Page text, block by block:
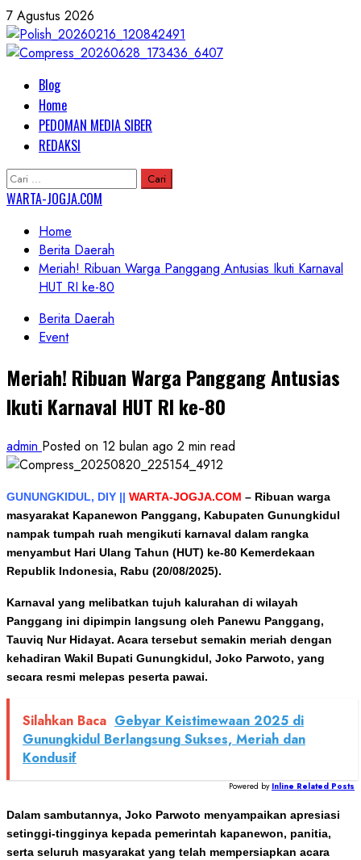
Skip
to
content
7 Agustus 2026
Primary
Menu
Blog
Home
PEDOMAN MEDIA SIBER
REDAKSI
Cari
untuk:
WARTA-JOGJA.COM
Home
Berita Daerah
Meriah! Ribuan Warga Panggang Antusias Ikuti Karnaval
HUT RI ke-80
Berita Daerah
Event
Meriah! Ribuan Warga Panggang Antusias
Ikuti Karnaval HUT RI ke-80
admin Posted on 12 bulan ago 2 min read
GUNUNGKIDUL, DIY || WARTA-JOGJA.COM – Ribuan warga
masyarakat Kapanewon Panggang, Kabupaten Gunungkidul
nampak tumpah ruah mengikuti karnaval dalam rangka
menyambut Hari Ulang Tahun (HUT) ke-80 Kemerdekaan
Republik Indonesia, Rabu (20/08/2025).
Karnaval yang melibatkan tujuh kalurahan di wilayah
Panggang ini dipimpin langsung oleh Panewu Panggang,
Tauviq Nur Hidayat. Acara tersebut semakin meriah dengan
kehadiran Wakil Bupati Gunungkidul, Joko Parwoto, yang
secara resmi melepas peserta pawai.
Silahkan Baca Gebyar Keistimewaan 2025 di
Gunungkidul Berlangsung Sukses, Meriah dan
Kondusif
Powered by Inline Related Posts
Dalam sambutannya, Joko Parwoto menyampaikan apresiasi
setinggi-tingginya kepada pemerintah kapanewon, panitia,
serta seluruh masyarakat yang telah mempersiapkan acara